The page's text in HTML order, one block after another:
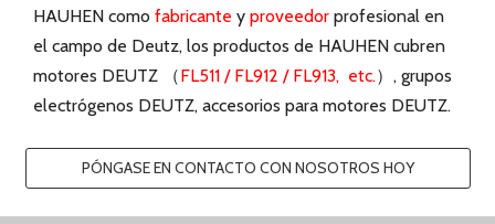
motores DEUTZ （FL511 / FL912 / FL913,etc.）, grupos
electrógenos DEUTZ, accesorios para motores DEUTZ.
PÓNGASE EN CONTACTO CON NOSOTROS HOY
Encuentra nuestro motor DEUTZ